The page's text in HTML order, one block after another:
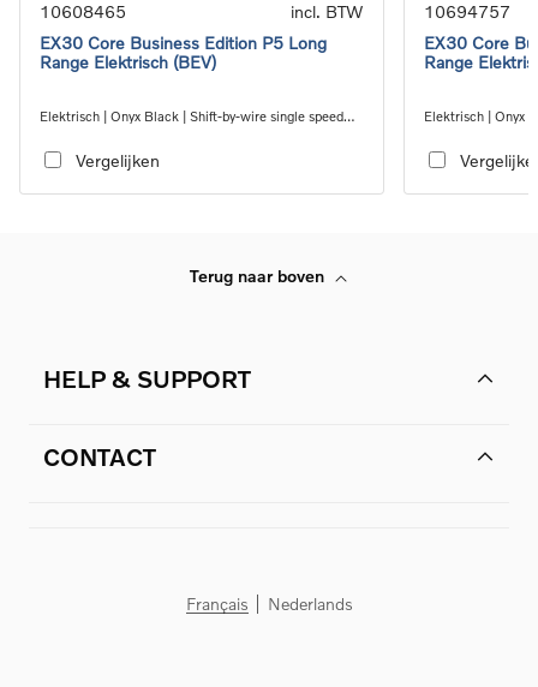
10608465
incl. BTW
EX30 Core Business Edition P5 Long
Range Elektrisch (BEV)
Elektrisch | Onyx Black | Shift-by-wire single speed
Vergelijken
10694757
EX30 Core
Range
Elektrisch | Onyx
Terug naar boven
HELP & SUPPORT
CONTACT
Français Nederlands